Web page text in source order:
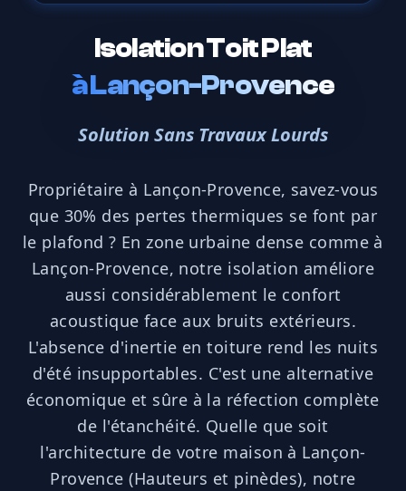
Isolation Toit Plat
àLançon-Provence
Solution Sans Travaux Lourds
Propriétaire à Lançon-Provence, savez-vous
que 30% des pertes thermiques se font par
le plafond ? En zone urbaine dense comme à
Lançon-Provence, notre isolation améliore
aussi considérablement le confort
acoustique face aux bruits extérieurs.
L'absence d'inertie en toiture rend les nuits
d'été insupportables. C'est une alternative
économique et sûre à la réfection complète
de l'étanchéité. Quelle que soit
l'architecture de votre maison à Lançon-
Provence (Hauteurs et pinèdes), notre